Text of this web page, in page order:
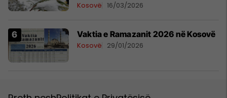
Kosovë 16/03/2026
Vaktia e Ramazanit 2026 në Kosovë
Kosovë 29/01/2026